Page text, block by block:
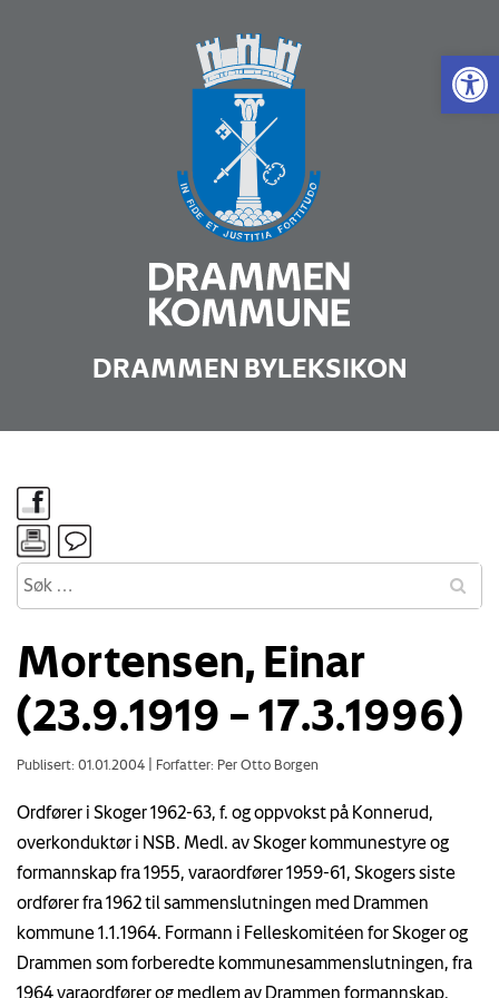
Vis
DRAMMEN BYLEKSIKON
Mortensen, Einar
(23.9.1919 – 17.3.1996)
Publisert: 01.01.2004 Forfatter: Per Otto Borgen
Ordfører i Skoger 1962-63, f. og oppvokst på Konnerud,
overkonduktør i NSB. Medl. av Skoger kommunestyre og
formannskap fra 1955, varaordfører 1959-61, Skogers siste
ordfører fra 1962 til sammenslutningen med Drammen
kommune 1.1.1964. Formann i Felleskomitéen for Skoger og
Drammen som forberedte kommunesammenslutningen, fra
1964 varaordfører og medlem av Drammen formannskap.